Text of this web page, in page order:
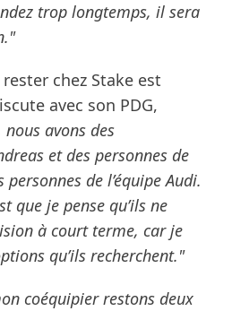
trop longtemps, il sera
chez Stake est
avec son PDG,
nous avons des
et des personnes de
personnes de l’équipe Audi.
que je pense qu’ils ne
à court terme, car je
qu’ils recherchent."
coéquipier restons deux